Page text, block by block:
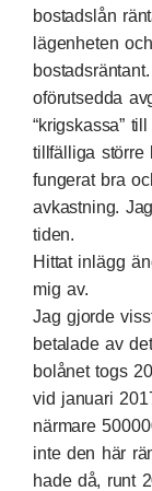
bostadslån
lägenheten
oförutsedda
“krigskassa”
tillfälliga större
fungerat bra
avkastning.
tiden.
Hittat inlägg
mig av.
Jag gjorde
betalade av
bolånet togs
vid januari
närmare
inte den här
hade då, runt